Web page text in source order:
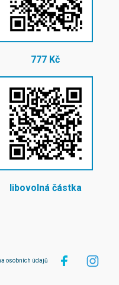
777 Kč
libovolná částka
osobních údajů